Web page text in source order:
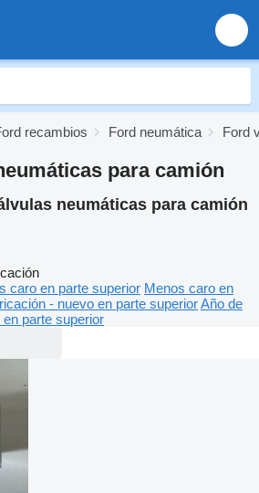
recambios Ford neumática Ford
para camión
neumáticas para camión
caro en parte superior Menos caro en
- nuevo en parte superiorAño de
parte superior